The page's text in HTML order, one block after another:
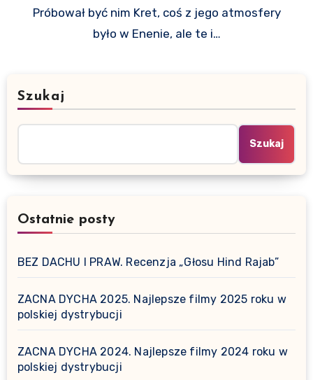
Próbował być nim Kret, coś z jego atmosfery
było w Enenie, ale te i…
Szukaj
Szukaj
Ostatnie posty
BEZ DACHU I PRAW. Recenzja „Głosu Hind Rajab”
ZACNA DYCHA 2025. Najlepsze filmy 2025 roku w
polskiej dystrybucji
ZACNA DYCHA 2024. Najlepsze filmy 2024 roku w
polskiej dystrybucji